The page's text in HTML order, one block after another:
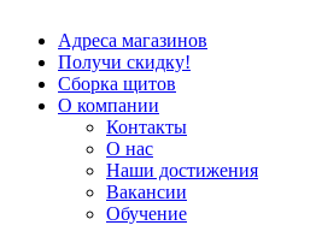
Адреса магазинов
Получи скидку!
Сборка щитов
О компании
Контакты
О нас
Наши достижения
Вакансии
Обучение